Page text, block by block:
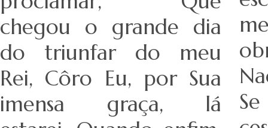
chegou o grande dia
do triunfar do meu
Rei, Côro Eu, por Sua
imensa graça, lá